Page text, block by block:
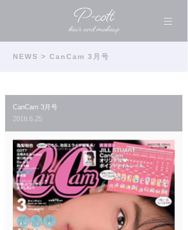
NEWS > CanCam 3月号
CanCam 3月号
2018.6.25